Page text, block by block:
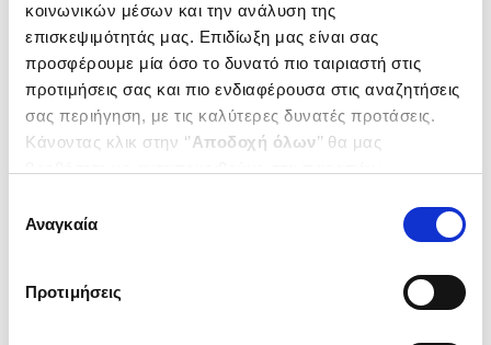
κοινωνικών μέσων και την ανάλυση της
επισκεψιμότητάς μας. Επιδίωξη μας είναι σας
προσφέρουμε μία όσο το δυνατό πιο ταιριαστή στις
προτιμήσεις σας και πιο ενδιαφέρουσα στις αναζητήσεις
σας περιήγηση, με τις καλύτερες δυνατές προτάσεις.
Κάνοντας κλικ στην ‘’Αποδοχή όλων’’ θα μας
ενδιαφέρουν και να επιλέξετε από τα παρακάτω με την
΄΄και να ενημερωθείτε σχετικά με
συγκατάθεσης
Αναγκαία
Προτιμήσεις